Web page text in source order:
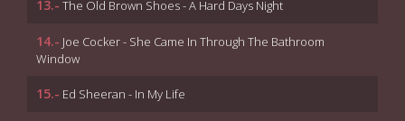
13.- The Old Brown Shoes - A Hard Days Night
14.- Joe Cocker - She Came In Through The Bathroom
Window
15.- Ed Sheeran - In My Life